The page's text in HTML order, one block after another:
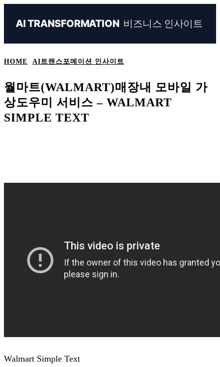
AI TRANSFORMATION 비즈니스 인사이트
HOME AI트랜스포메이션 인사이트
월마트(WALMART)매장내 모바일 가
상도우미 서비스 – WALMART
SIMPLE TEXT
Walmart Simple Text